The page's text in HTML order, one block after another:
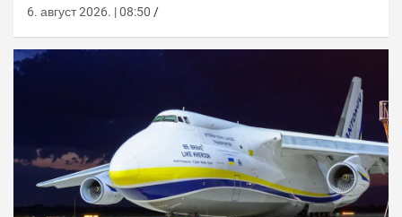
6. август 2026. | 08:50